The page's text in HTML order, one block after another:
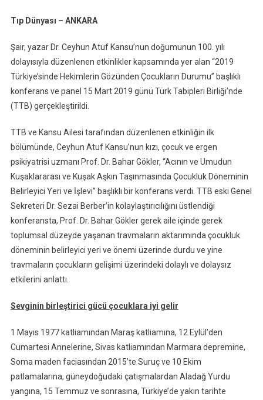
Tıp Dünyası – ANKARA
Şair, yazar Dr. Ceyhun Atuf Kansu’nun doğumunun 100. yılı
dolayısıyla düzenlenen etkinlikler kapsamında yer alan “2019
Türkiye’sinde Hekimlerin Gözünden Çocukların Durumu” başlıklı
konferans ve panel 15 Mart 2019 günü Türk Tabipleri Birliği’nde
(TTB) gerçekleştirildi.
TTB ve Kansu Ailesi tarafından düzenlenen etkinliğin ilk
bölümünde, Ceyhun Atuf Kansu’nun kızı, çocuk ve ergen
psikiyatrisi uzmanı Prof. Dr. Bahar Gökler, “Acının ve Umudun
Kuşaklararası ve Kuşak Aşkın Taşınmasında Çocukluk Döneminin
Belirleyici Yeri ve İşlevi” başlıklı bir konferans verdi. TTB eski Genel
Sekreteri Dr. Sezai Berber’in kolaylaştırıcılığını üstlendiği
konferansta, Prof. Dr. Bahar Gökler gerek aile içinde gerek
toplumsal düzeyde yaşanan travmaların aktarımında çocukluk
döneminin belirleyici yeri ve önemi üzerinde durdu ve yine
travmaların çocukların gelişimi üzerindeki dolaylı ve dolaysız
etkilerini anlattı.
Sevginin birleştirici gücü çocuklara iyi gelir
1 Mayıs 1977 katliamından Maraş katliamına, 12 Eylül’den
Cumartesi Annelerine, Sivas katliamından Marmara depremine,
Soma maden faciasından 2015’te Suruç ve 10 Ekim
patlamalarına, güneydoğudaki çatışmalardan Aladağ Yurdu
yangına, 15 Temmuz ve sonrasına, Türkiye’de yakın tarihte